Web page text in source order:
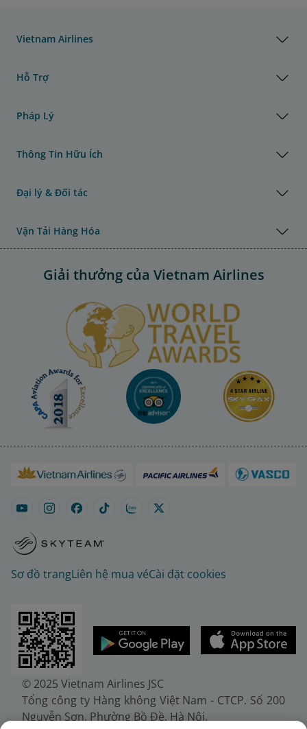
Vietnam Airlines
Hỗ Trợ
Pháp Lý
Thông Tin Hữu Ích
Đại lý & Đối tác
Vận Tải Hàng Hóa
Giải thưởng của Vietnam Airlines
Sơ đồ trangLiên hệ mua véCài đặt cookies
© 2025 Vietnam Airlines JSC
Tổng công ty Hàng không Việt Nam - CTCP. Số 200
Nguyễn Sơn, Phường Bồ Đề, Hà Nội.